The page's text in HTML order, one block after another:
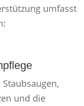
umfasst
und die